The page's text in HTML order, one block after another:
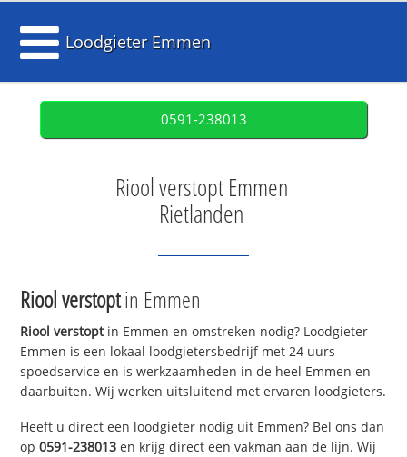
Loodgieter Emmen
0591-238013
Riool verstopt Emmen
Rietlanden
Riool verstoptin Emmen
Riool verstoptin Emmen en omstreken nodig? Loodgieter
Emmen is een lokaal loodgietersbedrijf met 24 uurs
spoedservice en is werkzaamheden in de heel Emmen en
daarbuiten. Wij werken uitsluitend met ervaren loodgieters.
Heeft u direct een loodgieter nodig uit Emmen? Bel ons dan
op0591-238013 en krijg direct een vakman aan de lijn. Wij